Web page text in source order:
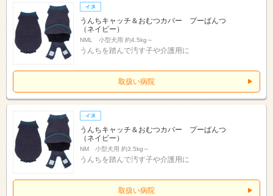
うんちキャッチ＆おむつカバー プーぱんつ
（ネイビー）
NML 小型犬用 約4.5kg～
うんちを踏んで汚す子や介護用に
取扱い病院
うんちキャッチ＆おむつカバー プーぱんつ
（ネイビー）
NM 小型犬用 約3.5kg～
うんちを踏んで汚す子や介護用に
取扱い病院